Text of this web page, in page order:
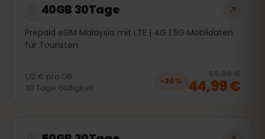
40GB 30Tage
Prepaid eSIM Malaysia mit LTE | 4G | 5G Mobildaten
für Touristen
1,12 € pro GB
30 Tage Gültigkeit
−20%
55,99 €
44,99 €